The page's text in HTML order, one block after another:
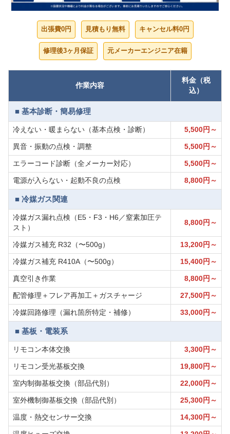
出張費0円 見積もり無料 キャンセル料0円
修理後3ヶ月保証 元メーカーエンジニア在籍
作業内容
料金（税
込）
■ 基本診断・簡易修理
冷えない・暖まらない（基本点検・診断） 5,500円～
異音・振動の点検・調整 5,500円～
エラーコード診断（全メーカー対応） 5,500円～
電源が入らない・起動不良の点検 8,800円～
■ 冷媒ガス関連
冷媒ガス漏れ点検（E5・F3・H6／窒素加圧テ
スト）
8,800円～
冷媒ガス補充 R32（〜500g） 13,200円～
冷媒ガス補充 R410A（〜500g） 15,400円～
真空引き作業 8,800円～
配管修理＋フレア再加工＋ガスチャージ 27,500円～
冷媒回路修理（漏れ箇所特定・補修） 33,000円～
■ 基板・電装系
リモコン本体交換 3,300円～
リモコン受光基板交換 19,800円～
室内制御基板交換（部品代別） 22,000円～
室外機制御基板交換（部品代別） 25,300円～
温度・熱交センサー交換 14,300円～